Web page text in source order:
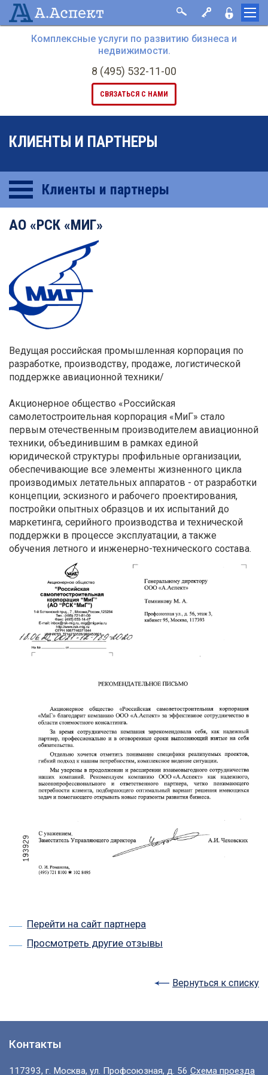
Комплексные услуги по развитию бизнеса и
недвижимости.
8 (495) 532-11-00
СВЯЗАТЬСЯ С НАМИ
КЛИЕНТЫ И ПАРТНЕРЫ
Клиенты и партнеры
АО «РСК «МИГ»
Ведущая российская промышленная корпорация по
разработке, производству, продаже, логистической
поддержке авиационной техники/
Акционерное общество «Российская
самолетостроительная корпорация «МиГ» стало
первым отечественным производителем авиационной
техники, объединившим в рамках единой
юридической структуры профильные организации,
обеспечивающие все элементы жизненного цикла
производимых летательных аппаратов - от разработки
концепции, эскизного и рабочего проектирования,
постройки опытных образцов и их испытаний до
маркетинга, серийного производства и технической
поддержки в процессе эксплуатации, а также
обучения летного и инженерно-технического состава.
Перейти на сайт партнера
Просмотреть другие отзывы
Вернуться к списку
Контакты
117393, г. Москва, ул. Профсоюзная, д. 56 Схема проезда